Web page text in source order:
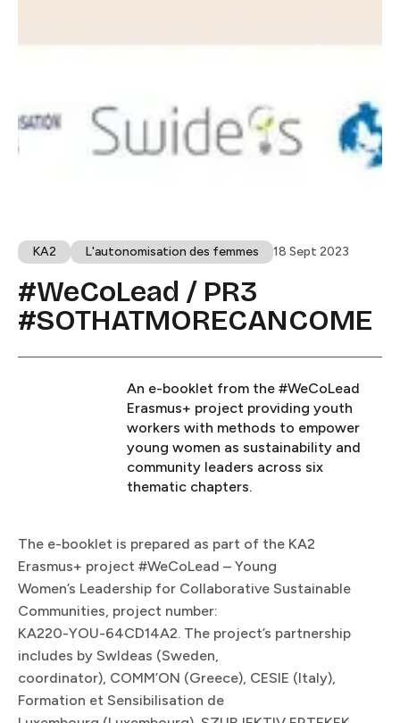
KA2​​​​‌ ‍ ​‍​‍‌‍ ‌ ​‍‌‍‍‌‌‍‌ ‌‍‍‌‌‍ ‍​‍​‍​ ‍‍​‍​‍‌ ​ ‌‍​‌‌‍ ‍‌‍‍‌‌ ‌​‌ ‍‌​‍ ‍‌‍‍‌‌‍ ​‍​‍​‍ ​​‍​‍‌‍‍​‌ ​‍‌‍‌‌‌‍‌‍​‍​‍​ ‍‍​‍​‍​‍ ‌ ​ ‌ ‌​‌ ‌‌‌‍‌​‌‍‍‌‌‍ ​‍ ‌‍‍‌‌‍ ‍‌ ‌​‌‍‌‌‌‍ ‍‌ ‌​​‍ ‌‍‌‌‌‍‌​‌‍‍‌‌ ‌​​‍ ‌‍ ‌‌‍ ‌‍‌​‌‍‌‌​ ‌‌ ​​‌ ​‍‌‍‌‌‌ ​ ‌‍‌‌‌‍ ‍‌ ‌​‌‍​‌‌ ‌​‌‍‍‌‌‍ ‌‍ ‍​ ‍ ‌‍‍‌‌‍‌​​ ‌​ ‍​​ ​ ‌‍‌‍‌‍​ ​ ​​​ ​​‌‍‌​​ ​‍​‍ ‌‌‍​‍​ ‌ ​ ‌ ‌‍‌​​‍ ‌​ ‌​​ ​ ‌‍‌‍‌‍​ ​‍ ‌​ ‍​‌‍​‍​ ​‌‌‍‌‍​‍ ‌​ ​ ​ ​‌​ ​‌​ ‍‌​ ‍‌​ ‌ ‌‍​ ​ ​‌​ ​ ​ ‌‌​ ‌ ‌‍‌‌​ ‍ ‌ ‌​‌ ‍‌‌ ​​‌‍‌‌​ ‌‌‍ ‍‌‍‌‌‌ ‌ ‌ ​ ‌​​ ‌‍​‌‌ ‌​‌‍‌‌‌‍‌ ‌‍ ‌ ​‍‌ ‍‌​ ‍ ‌ ​​‌‍​‌‌ ‌​‌‍‍​​ ‌‌‍ ‍‌‍​‌‌‍ ‌‌‍‌‌​ ‌‍​‍‌‍​‌‌ ​ ‌‍‌‌‌‌‌‌‌ ​‍‌‍ ​​ ‌​‍‌‌​ ​‍‌​‌‍‌ ​ ‌ ‌​‌ ‌‌‌‍‌​‌‍‍‌‌‍ ​‍‌‍‌‍‍‌‌‍‌​​ ‌​ ‍​​ ​ ‌‍‌‍‌‍​ ​ ​​​ ​​‌‍‌​​ ​‍​‍ ‌‌‍​‍​ ‌ ​ ‌ ‌‍‌​​‍ ‌​ ‌​​ ​ ‌‍‌‍‌‍​ ​‍ ‌​ ‍​‌‍​‍​ ​‌‌‍‌‍​‍ ‌​ ​ ​ ​‌​ ​‌​ ‍‌​ ‍‌​ ‌ ‌‍​ ​ ​‌​ ​ ​ ‌‌​ ‌ ‌‍‌‌​‍‌‍‌ ‌​‌ ‍‌‌ ​​‌‍‌‌​ ‌‌‍ ‍‌‍‌‌‌ ‌ ‌ ​ ‌​​ ‌‍​‌‌ ‌​‌‍‌‌‌‍‌ ‌‍ ‌ ​‍‌ ‍‌​‍‌‍‌ ​​‌‍​‌‌ ‌​‌‍‍​​ ‌‌‍ ‍‌‍​‌‌‍ ‌‌‍‌‌​‍‌‍‌ ​​‌‍‌‌‌ ​‍‌ ​ ‌ ​​‌‍‌‌‌‍​ ‌ ‌​‌‍‍‌‌ ‌‍‌‍‌‌​ ‌‌ ​​‌ ‌‌‌‍​‍‌‍ ​‌‍‍‌‌ ​ ‌‍‍​‌‍‌‌‌‍‌​​‍​‍‌ ‌ L'autonomisation des femmes​​​​‌ ‍ ​‍​‍‌‍ ‌ ​‍‌‍‍‌‌‍‌ ‌‍‍‌‌‍ ‍​‍​‍​ ‍‍​‍​‍‌ ​ ‌‍​‌‌‍ ‍‌‍‍‌‌ ‌​‌ ‍‌​‍ ‍‌‍‍‌‌‍ ​‍​‍​‍ ​​‍​‍‌‍‍​‌ ​‍‌‍‌‌‌‍‌‍​‍​‍​ ‍‍​‍​‍​‍ ‌ ​ ‌ ‌​‌ ‌‌‌‍‌​‌‍‍‌‌‍ ​‍ ‌‍‍‌‌‍ ‍‌ ‌​‌‍‌‌‌‍ ‍‌ ‌​​‍ ‌‍‌‌‌‍‌​‌‍‍‌‌ ‌​​‍ ‌‍ ‌‌‍ ‌‍‌​‌‍‌‌​ ‌‌ ​​‌ ​‍‌‍‌‌‌ ​ ‌‍‌‌‌‍ ‍‌ ‌​‌‍​‌‌ ‌​‌‍‍‌‌‍ ‌‍ ‍​ ‍ ‌‍‍‌‌‍‌​​ ‌‌‍​‌​ ‌‍‌‍​‍‌‍‌‍​ ‍‌‌‍‌‌​ ‍​‌‍​ ​‍ ‌‌‍‌​‌‍​‌‌‍​ ‌‍​‍​‍ ‌​ ‌​​ ‍‌​ ‍​​ ‌‌​‍ ‌‌‍​‌​ ​‌​ ‌ ​ ​‍​‍ ‌​ ‌​​ ‍​​ ​‍​ ​​​ ‌ ​ ‌‍​ ‍​​ ‌ ‌‍‌‌‌‍​‍​ ‌‍​ ‌​​ ‍ ‌ ‌​‌ ‍‌‌ ​​‌‍‌‌​ ‌‌‍ ‍‌‍‌‌‌ ‌ ‌ ​ ‌​​ ‌‍​‌‌ ‌​‌‍‌‌‌‍‌ ‌‍ ‌ ​‍‌ ‍‌​ ‍ ‌ ​​‌‍​‌‌ ‌​‌‍‍​​ ‌‌‍ ‍‌‍​‌‌‍ ‌‌‍‌‌​ ‌‍​‍‌‍​‌‌ ​ ‌‍‌‌‌‌‌‌‌ ​‍‌‍ ​​ ‌​‍‌‌​ ​‍‌​‌‍‌ ​ ‌ ‌​‌ ‌‌‌‍‌​‌‍‍‌‌‍ ​‍‌‍‌‍‍‌‌‍‌​​ ‌‌‍​‌​ ‌‍‌‍​‍‌‍‌‍​ ‍‌‌‍‌‌​ ‍​‌‍​ ​‍ ‌‌‍‌​‌‍​‌‌‍​ ‌‍​‍​‍ ‌​ ‌​​ ‍‌​ ‍​​ ‌‌​‍ ‌‌‍​‌​ ​‌​ ‌ ​ ​‍​‍ ‌​ ‌​​ ‍​​ ​‍​ ​​​ ‌ ​ ‌‍​ ‍​​ ‌ ‌‍‌‌‌‍​‍​ ‌‍​ ‌​​‍‌‍‌ ‌​‌ ‍‌‌ ​​‌‍‌‌​ ‌‌‍ ‍‌‍‌‌‌ ‌ ‌ ​ ‌​​ ‌‍​‌‌ ‌​‌‍‌‌‌‍‌ ‌‍ ‌ ​‍‌ ‍‌​‍‌‍‌ ​​‌‍​‌‌ ‌​‌‍‍​​ ‌‌‍ ‍‌‍​‌‌‍ ‌‌‍‌‌​‍‌‍‌ ​​‌‍‌‌‌ ​‍‌ ​ ‌ ​​‌‍‌‌‌‍​ ‌ ‌​‌‍‍‌‌ ‌‍‌‍‌‌​ ‌‌ ​​‌ ‌‌‌‍​‍‌‍ ​‌‍‍‌‌ ​ ‌‍‍​‌‍‌‌‌‍‌​​‍​‍‌ ‌ 18 Sept 2023
#WeCoLead / PR3
#SOTHATMORECANCOME​​​​‌ ‍ ​‍​‍‌‍ ‌ ​‍‌‍‍‌‌‍‌ ‌‍‍‌‌‍ ‍​‍​‍​ ‍‍​‍​‍‌ ​ ‌‍​‌‌‍ ‍‌‍‍‌‌ ‌​‌ ‍‌​‍ ‍‌‍‍‌‌‍ ​‍​‍​‍ ​​‍​‍‌‍‍​‌ ​‍‌‍‌‌‌‍‌‍​‍​‍​ ‍‍​‍​‍​‍ ‌ ​ ‌ ‌​‌ ‌‌‌‍‌​‌‍‍‌‌‍ ​‍ ‌‍‍‌‌‍ ‍‌ ‌​‌‍‌‌‌‍ ‍‌ ‌​​‍ ‌‍‌‌‌‍‌​‌‍‍‌‌ ‌​​‍ ‌‍ ‌‌‍ ‌‍‌​‌‍‌‌​ ‌‌ ​​‌ ​‍‌‍‌‌‌ ​ ‌‍‌‌‌‍ ‍‌ ‌​‌‍​‌‌ ‌​‌‍‍‌‌‍ ‌‍ ‍​ ‍ ‌‍‍‌‌‍‌​​ ‌​ ​​​ ‌​‌‍‌​‌‍​‍‌‍​‍‌‍‌​​ ​‌​ ​ ​‍ ‌​ ​​​ ‍‌​ ‍‌​ ‌‍​‍ ‌​ ‌​​ ​ ​ ‌‌​ ‌‍​‍ ‌​ ‍‌​ ‌​‌‍​‍​ ‍‌​‍ ‌‌‍‌‍​ ‌‍​ ‍‌‌‍​ ‌‍​ ​ ​‍​ ‌‌‌‍​‍​ ‌ ​ ‌​​ ‌‍​ ​‍​ ‍ ‌ ‌​‌ ‍‌‌ ​​‌‍‌‌​ ‌‌‍ ‍‌‍‌‌‌ ‌ ‌ ​ ‌‌​​‌‍ ‌ ​ ‌ ‌​​ ‍ ‌ ​​‌‍​‌‌ ‌​‌‍‍​​ ‌‌ ‌​‌‍‍‌‌ ‌​‌‍ ​‌‍‌‌​ ‌‍​‍‌‍​‌‌ ​ ‌‍‌‌‌‌‌‌‌ ​‍‌‍ ​​ ‌​‍‌‌​ ​‍‌​‌‍‌ ​ ‌ ‌​‌ ‌‌‌‍‌​‌‍‍‌‌‍ ​‍‌‍‌‍‍‌‌‍‌​​ ‌​ ​​​ ‌​‌‍‌​‌‍​‍‌‍​‍‌‍‌​​ ​‌​ ​ ​‍ ‌​ ​​​ ‍‌​ ‍‌​ ‌‍​‍ ‌​ ‌​​ ​ ​ ‌‌​ ‌‍​‍ ‌​ ‍‌​ ‌​‌‍​‍​ ‍‌​‍ ‌‌‍‌‍​ ‌‍​ ‍‌‌‍​ ‌‍​ ​ ​‍​ ‌‌‌‍​‍​ ‌ ​ ‌​​ ‌‍​ ​‍​‍‌‍‌ ‌​‌ ‍‌‌ ​​‌‍‌‌​ ‌‌‍ ‍‌‍‌‌‌ ‌ ‌ ​ ‌‌​​‌‍ ‌ ​ ‌ ‌​​‍‌‍‌ ​​‌‍​‌‌ ‌​‌‍‍​​ ‌‌ ‌​‌‍‍‌‌ ‌​‌‍ ​‌‍‌‌​‍‌‍‌ ​​‌‍‌‌‌ ​‍‌ ​ ‌ ​​‌‍‌‌‌‍​ ‌ ‌​‌‍‍‌‌ ‌‍‌‍‌‌​ ‌‌ ​​‌ ‌‌‌‍​‍‌‍ ​‌‍‍‌‌ ​ ‌‍‍​‌‍‌‌‌‍‌​​‍​‍‌ ‌
An e-booklet from the #WeCoLead
Erasmus+ project providing youth
workers with methods to empower
young women as sustainability and
community leaders across six
thematic chapters.​​​​‌ ‍ ​‍​‍‌‍ ‌ ​‍‌‍‍‌‌‍‌ ‌‍‍‌‌‍ ‍​‍​‍​ ‍‍​‍​‍‌ ​ ‌‍​‌‌‍ ‍‌‍‍‌‌ ‌​‌ ‍‌​‍ ‍‌‍‍‌‌‍ ​‍​‍​‍ ​​‍​‍‌‍‍​‌ ​‍‌‍‌‌‌‍‌‍​‍​‍​ ‍‍​‍​‍​‍ ‌ ​ ‌ ‌​‌ ‌‌‌‍‌​‌‍‍‌‌‍ ​‍ ‌‍‍‌‌‍ ‍‌ ‌​‌‍‌‌‌‍ ‍‌ ‌​​‍ ‌‍‌‌‌‍‌​‌‍‍‌‌ ‌​​‍ ‌‍ ‌‌‍ ‌‍‌​‌‍‌‌​ ‌‌ ​​‌ ​‍‌‍‌‌‌ ​ ‌‍‌‌‌‍ ‍‌ ‌​‌‍​‌‌ ‌​‌‍‍‌‌‍ ‌‍ ‍​ ‍ ‌‍‍‌‌‍‌​​ ‌​ ​​​ ‌​‌‍‌​‌‍​‍‌‍​‍‌‍‌​​ ​‌​ ​ ​‍ ‌​ ​​​ ‍‌​ ‍‌​ ‌‍​‍ ‌​ ‌​​ ​ ​ ‌‌​ ‌‍​‍ ‌​ ‍‌​ ‌​‌‍​‍​ ‍‌​‍ ‌‌‍‌‍​ ‌‍​ ‍‌‌‍​ ‌‍​ ​ ​‍​ ‌‌‌‍​‍​ ‌ ​ ‌​​ ‌‍​ ​‍​ ‍ ‌ ‌​‌ ‍‌‌ ​​‌‍‌‌​ ‌‌‍ ‍‌‍‌‌‌ ‌ ‌ ​ ‌‌​​‌‍ ‌ ​ ‌ ‌​​ ‍ ‌ ​​‌‍​‌‌ ‌​‌‍‍​​ ‌‌‍‌​‌‍‌‌‌ ​ ‌‍​ ‌ ​‍‌‍‍‌‌ ​​‌ ‌​‌‍‍‌‌‍ ‌‍ ‍​ ‌‍​‍‌‍​‌‌ ​ ‌‍‌‌‌‌‌‌‌ ​‍‌‍ ​​ ‌​‍‌‌​ ​‍‌​‌‍‌ ​ ‌ ‌​‌ ‌‌‌‍‌​‌‍‍‌‌‍ ​‍‌‍‌‍‍‌‌‍‌​​ ‌​ ​​​ ‌​‌‍‌​‌‍​‍‌‍​‍‌‍‌​​ ​‌​ ​ ​‍ ‌​ ​​​ ‍‌​ ‍‌​ ‌‍​‍ ‌​ ‌​​ ​ ​ ‌‌​ ‌‍​‍ ‌​ ‍‌​ ‌​‌‍​‍​ ‍‌​‍ ‌‌‍‌‍​ ‌‍​ ‍‌‌‍​ ‌‍​ ​ ​‍​ ‌‌‌‍​‍​ ‌ ​ ‌​​ ‌‍​ ​‍​‍‌‍‌ ‌​‌ ‍‌‌ ​​‌‍‌‌​ ‌‌‍ ‍‌‍‌‌‌ ‌ ‌ ​ ‌‌​​‌‍ ‌ ​ ‌ ‌​​‍‌‍‌ ​​‌‍​‌‌ ‌​‌‍‍​​ ‌‌‍‌​‌‍‌‌‌ ​ ‌‍​ ‌ ​‍‌‍‍‌‌ ​​‌ ‌​‌‍‍‌‌‍ ‌‍ ‍​‍‌‍‌ ​​‌‍‌‌‌ ​‍‌ ​ ‌ ​​‌‍‌‌‌‍​ ‌ ‌​‌‍‍‌‌ ‌‍‌‍‌‌​ ‌‌ ​​‌ ‌‌‌‍​‍‌‍ ​‌‍‍‌‌ ​ ‌‍‍​‌‍‌‌‌‍‌​​‍​‍‌ ‌
The e-booklet is prepared as part of the KA2
Erasmus+ project #WeCoLead – Young
Women’s Leadership for Collaborative Sustainable
Communities, project number:
KA220-YOU-64CD14A2. The project’s partnership
includes by SwIdeas (Sweden,
coordinator), COMM’ON (Greece), CESIE (Italy),
Formation et Sensibilisation de